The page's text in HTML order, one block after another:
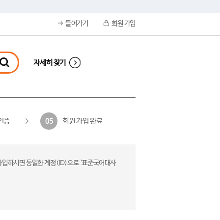
들어가기 회원 가입
자세히 찾기
증 05 회원 가입 완료
하시면 동일한 계정(ID)으로 ‘표준국어대사